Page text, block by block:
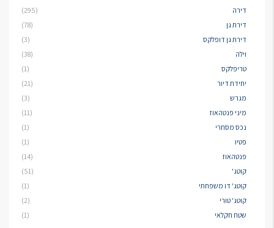
דירה
(295)
דירת גן
(78)
דירת גן דופלקס
(3)
וילה
(38)
טריפלקס
(1)
יחידת דיור
(21)
מגרש
(3)
מיני פנטהאוז
(11)
נכס מסחרי
(1)
פטיו
(1)
פנטהאוז
(14)
קוטג'
(51)
קוטג' דו משפחתי
(1)
קוטג' טורי
(2)
שטח חקלאי
(1)